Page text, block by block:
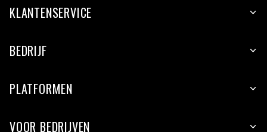
KLANTENSERVICE
BEDRIJF
PLATFORMEN
VOOR BEDRIJVEN